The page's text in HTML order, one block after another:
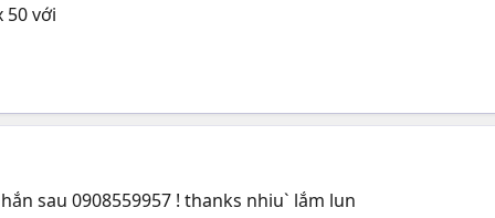
50 với
sau 0908559957 ! thanks nhiu` lắm lun